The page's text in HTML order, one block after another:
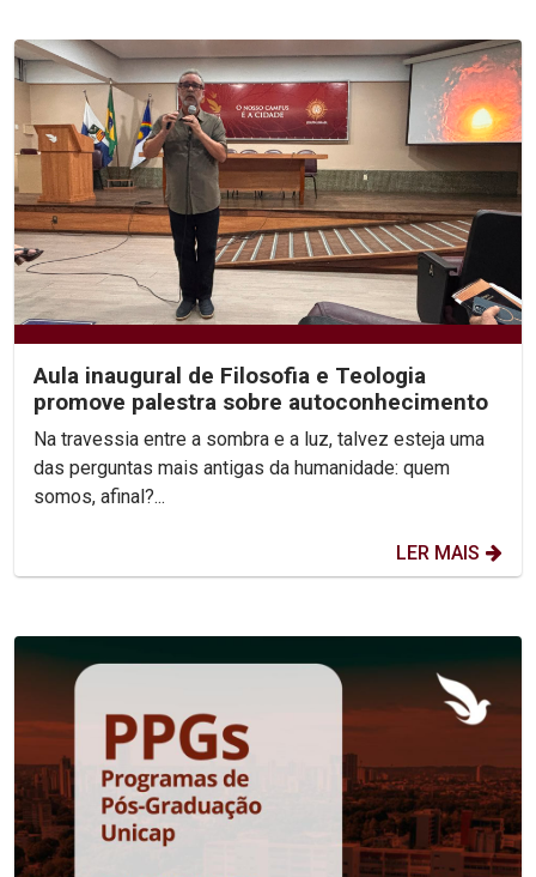
Aula inaugural de Filosofia e Teologia
promove palestra sobre autoconhecimento
Na travessia entre a sombra e a luz, talvez esteja uma
das perguntas mais antigas da humanidade: quem
somos, afinal?...
LER MAIS